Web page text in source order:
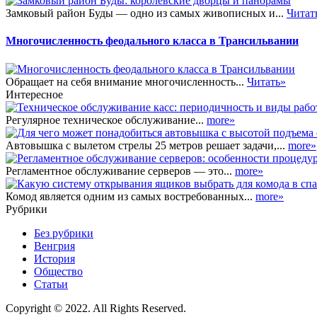
Замковый район Буды — одно из самых живописных и...
Многочисленность феодального класса в Трансильвании
Обращает на себя внимание многочисленность... Читать»
Интересное
Регулярное техническое обслуживание... more»
Автовышка с вылетом стрелы 25 метров решает задачи,... more»
Регламентное обслуживание серверов — это... more»
Комод является одним из самых востребованных... more»
Рубрики
Без рубрики
Венгрия
История
Общество
Статьи
Copyright © 2022. All Rights Reserved.